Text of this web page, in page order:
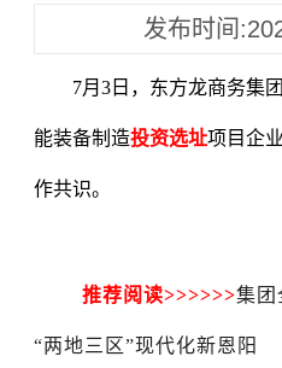
发布时间
7月3日，东方龙商务集团
能装备制造投资选址项目企
作共识。
推荐阅读>>>>>>集团
“两地三区”现代化新恩阳